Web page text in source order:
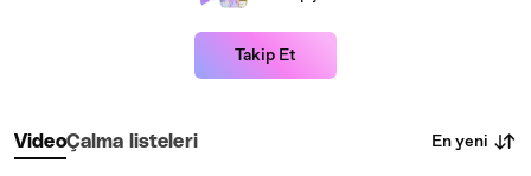
Takip Et
VideoÇalma listeleri En yeni